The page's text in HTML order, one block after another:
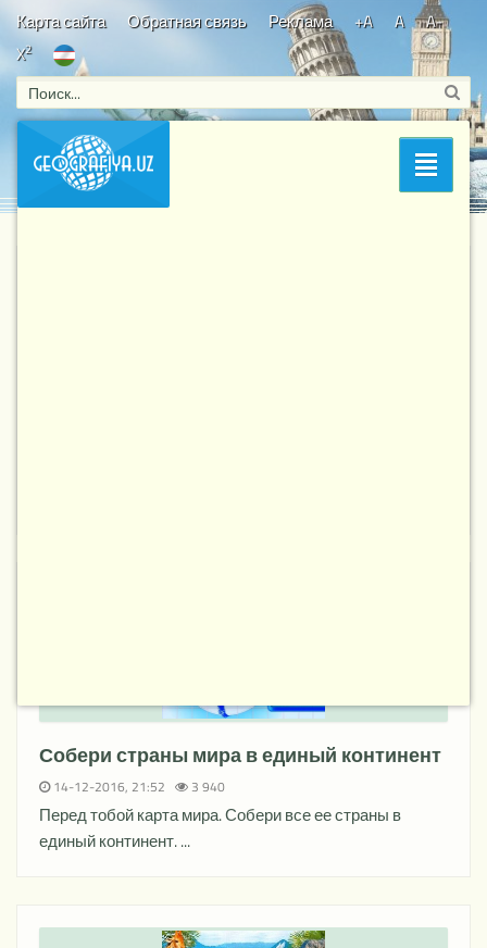
Карта сайта Обратная связь Реклама +A A
A-
X2
НОВОЕ
Bosh sahifa/Географические игры
Собери страны мира в единый континент
14-12-2016, 21:52 3 940
Перед тобой карта мира. Собери все ее страны в
единый континент. ...